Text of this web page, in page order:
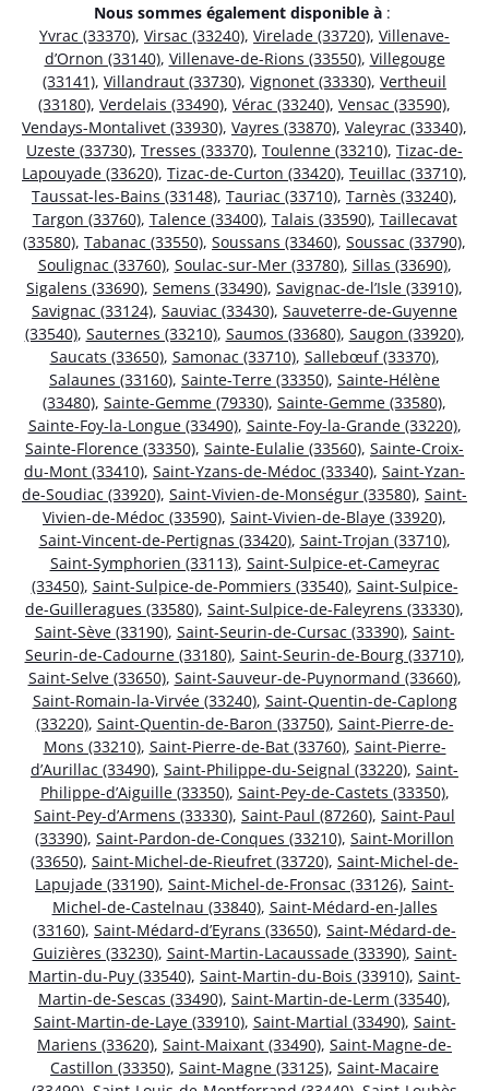
Nous sommes également disponible à :
Yvrac (33370), Virsac (33240), Virelade (33720), Villenave-
d’Ornon (33140), Villenave-de-Rions (33550), Villegouge
(33141), Villandraut (33730), Vignonet (33330), Vertheuil
(33180), Verdelais (33490), Vérac (33240), Vensac (33590),
Vendays-Montalivet (33930), Vayres (33870), Valeyrac (33340),
Uzeste (33730), Tresses (33370), Toulenne (33210), Tizac-de-
Lapouyade (33620), Tizac-de-Curton (33420), Teuillac (33710),
Taussat-les-Bains (33148), Tauriac (33710), Tarnès (33240),
Targon (33760), Talence (33400), Talais (33590), Taillecavat
(33580), Tabanac (33550), Soussans (33460), Soussac (33790),
Soulignac (33760), Soulac-sur-Mer (33780), Sillas (33690),
Sigalens (33690), Semens (33490), Savignac-de-l’Isle (33910),
Savignac (33124), Sauviac (33430), Sauveterre-de-Guyenne
(33540), Sauternes (33210), Saumos (33680), Saugon (33920),
Saucats (33650), Samonac (33710), Sallebœuf (33370),
Salaunes (33160), Sainte-Terre (33350), Sainte-Hélène
(33480), Sainte-Gemme (79330), Sainte-Gemme (33580),
Sainte-Foy-la-Longue (33490), Sainte-Foy-la-Grande (33220),
Sainte-Florence (33350), Sainte-Eulalie (33560), Sainte-Croix-
du-Mont (33410), Saint-Yzans-de-Médoc (33340), Saint-Yzan-
de-Soudiac (33920), Saint-Vivien-de-Monségur (33580), Saint-
Vivien-de-Médoc (33590), Saint-Vivien-de-Blaye (33920),
Saint-Vincent-de-Pertignas (33420), Saint-Trojan (33710),
Saint-Symphorien (33113), Saint-Sulpice-et-Cameyrac
(33450), Saint-Sulpice-de-Pommiers (33540), Saint-Sulpice-
de-Guilleragues (33580), Saint-Sulpice-de-Faleyrens (33330),
Saint-Sève (33190), Saint-Seurin-de-Cursac (33390), Saint-
Seurin-de-Cadourne (33180), Saint-Seurin-de-Bourg (33710),
Saint-Selve (33650), Saint-Sauveur-de-Puynormand (33660),
Saint-Romain-la-Virvée (33240), Saint-Quentin-de-Caplong
(33220), Saint-Quentin-de-Baron (33750), Saint-Pierre-de-
Mons (33210), Saint-Pierre-de-Bat (33760), Saint-Pierre-
d’Aurillac (33490), Saint-Philippe-du-Seignal (33220), Saint-
Philippe-d’Aiguille (33350), Saint-Pey-de-Castets (33350),
Saint-Pey-d’Armens (33330), Saint-Paul (87260), Saint-Paul
(33390), Saint-Pardon-de-Conques (33210), Saint-Morillon
(33650), Saint-Michel-de-Rieufret (33720), Saint-Michel-de-
Lapujade (33190), Saint-Michel-de-Fronsac (33126), Saint-
Michel-de-Castelnau (33840), Saint-Médard-en-Jalles
(33160), Saint-Médard-d’Eyrans (33650), Saint-Médard-de-
Guizières (33230), Saint-Martin-Lacaussade (33390), Saint-
Martin-du-Puy (33540), Saint-Martin-du-Bois (33910), Saint-
Martin-de-Sescas (33490), Saint-Martin-de-Lerm (33540),
Saint-Martin-de-Laye (33910), Saint-Martial (33490), Saint-
Mariens (33620), Saint-Maixant (33490), Saint-Magne-de-
Castillon (33350), Saint-Magne (33125), Saint-Macaire